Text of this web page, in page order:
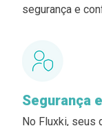
segurança e
Segurança
No Fluxki, seus